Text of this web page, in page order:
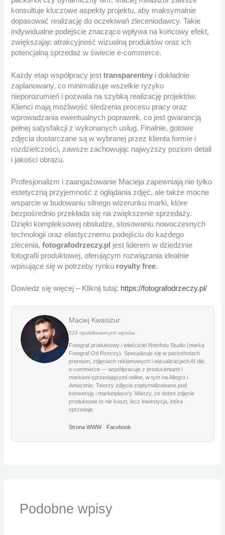
konsultuje kluczowe aspekty projektu, aby maksymalnie
dopasować realizację do oczekiwań zleceniodawcy. Takie
indywidualne podejście znacząco wpływa na końcowy efekt,
zwiększając atrakcyjność wizualną produktów oraz ich
potencjalną sprzedaż w świecie e-commerce.
Każdy etap współpracy jesttransparentny i dokładnie
zaplanowany, co minimalizuje wszelkie ryzyko
nieporozumień i pozwala na szybką realizację projektów.
Klienci mają możliwość śledzenia procesu pracy oraz
wprowadzania ewentualnych poprawek, co jest gwarancją
pełnej satysfakcji z wykonanych usług. Finalnie, gotowe
zdjęcia dostarczane są w wybranej przez klienta formie i
rozdzielczości, zawsze zachowując najwyższy poziom detali
i jakości obrazu.
Profesjonalizm i zaangażowanie Macieja zapewniają nie tylko
estetyczną przyjemność z oglądania zdjęć, ale także mocne
wsparcie w budowaniu silnego wizerunku marki, które
bezpośrednio przekłada się na zwiększenie sprzedaży.
Dzięki kompleksowej obsłudze, stosowaniu nowoczesnych
technologii oraz elastycznemu podejściu do każdego
zlecenia,fotografodrzeczy.pl jest liderem w dziedzinie
fotografii produktowej, oferującym rozwiązania idealnie
wpisujące się w potrzeby rynku royalty free.
Dowiedz się więcej – Kliknij tutaj: https://fotografodrzeczy.pl/
Maciej Kwasiżur
523 opublikowanych wpisów
Fotograf produktowy i właściciel Notofoto Studio (marka
Fotograf Od Rzeczy). Specjalizuje się w packshotach
premium, zdjęciach reklamowych i wizualizacjach AI dla
e-commerce — współpracuje z producentami i
markami sprzedającymi online, w tym na Allegro i
Amazonie. Tworzy zdjęcia zoptymalizowane pod
konwersję i marketplace'y. Wierzy, że dobre zdjęcie
produktowe to nie koszt, lecz inwestycja, która
sprzedaje.
Strona WWW· Facebook
Podobne wpisy